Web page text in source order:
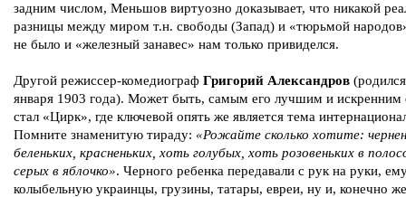
задним числом, Меньшов виртуозно доказывает, что никакой
разницы между миром т.н. свободы (Запад) и «тюрьмой
не было и «железный занавес» нам только привиделся.
Другой режиссер-комедиограф Григорий Александров
января 1903 года). Может быть, самым его лучшим и
стал «Цирк», где ключевой опять же является тема
Помните знаменитую тираду: «Рожайте сколько хотите:
беленьких, красненьких, хоть голубых, хоть розовеньких в
серых в яблочко». Черного ребенка передавали с рук на руки,
колыбельную украинцы, грузины, татары, евреи, ну и, конечно